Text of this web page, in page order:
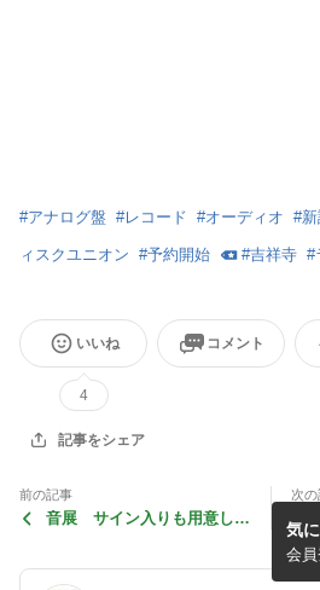
#アナログ盤 #レコード #オーディオ #
ィスクユニオン #予約開始 #吉祥寺 #
いいね
4
コメント
記事をシェア
前の記事
音展 サイン入りも用意しま
次の
気
会